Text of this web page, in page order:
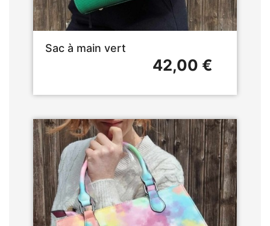
Sac à main vert
42,00 €